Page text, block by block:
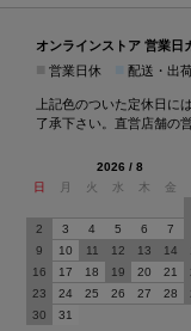
オンラインストア 営業日
営業日休 配送・出
上記色のついた定休日に
了承下さい。直営店舗の
2026 / 8
日
月 火 水 木 金
2
3 4 5 6 7
9
10 11 12 13 14
16
17 18 19 20 21
23
24 25 26 27 28
30
31